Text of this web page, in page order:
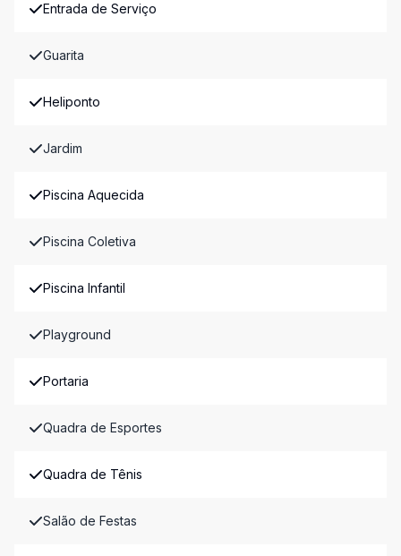
Entrada de Serviço
Guarita
Heliponto
Jardim
Piscina Aquecida
Piscina Coletiva
Piscina Infantil
Playground
Portaria
Quadra de Esportes
Quadra de Tênis
Salão de Festas